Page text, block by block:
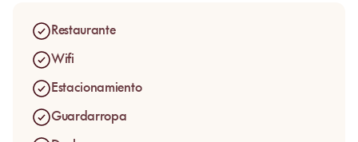
en Cavalaire
cómodo, fácil de vivir y bien ubicado. Se viene
aquí para instalarse cerca del agua, disfrutar de la arena
fina, almorzar frente a la bahía y encontrar una atmósfera
de un día de playa bien llevado.
Restaurante
Wifi
Estacionamiento
Guardarropa